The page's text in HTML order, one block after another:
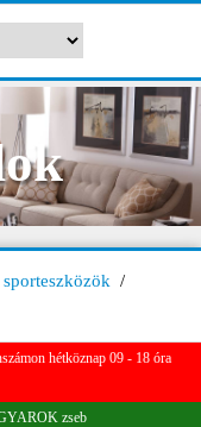
/
hétköznap 09 - 18 óra
zseb